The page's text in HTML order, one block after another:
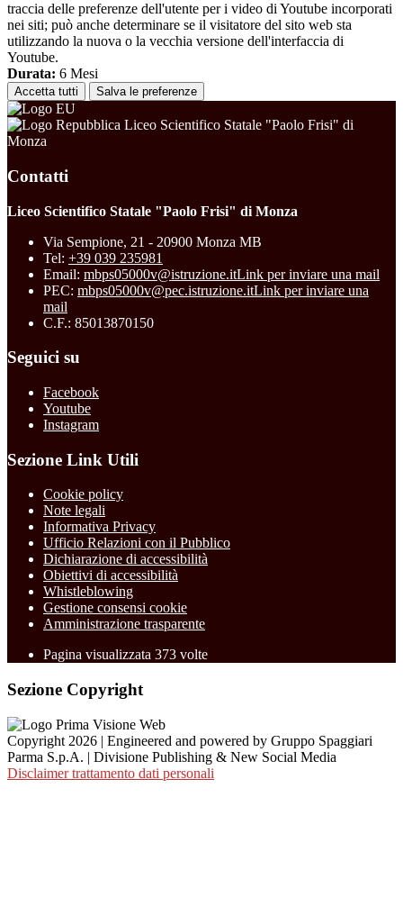
traccia delle preferenze dell'utente per i video di Youtube incorporati
nei siti; può anche determinare se il visitatore del sito web sta
utilizzando la nuova o la vecchia versione dell'interfaccia di
Youtube.
Durata: 6 Mesi
Accetta tutti Salva le preferenze
Liceo Scientifico Statale "Paolo Frisi" di
Monza
Contatti
Liceo Scientifico Statale "Paolo Frisi" di Monza
Via Sempione, 21 - 20900 Monza MB
Tel: +39 039 235981
Email: mbps05000v@istruzione.itLink per inviare una mail
PEC: mbps05000v@pec.istruzione.itLink per inviare una
mail
C.F.: 85013870150
Seguici su
Facebook
Youtube
Instagram
Sezione Link Utili
Cookie policy
Note legali
Informativa Privacy
Ufficio Relazioni con il Pubblico
Dichiarazione di accessibilità
Obiettivi di accessibilità
Whistleblowing
Gestione consensi cookie
Amministrazione trasparente
Pagina visualizzata 373 volte
Sezione Copyright
Copyright 2026 | Engineered and powered by Gruppo Spaggiari
Parma S.p.A. | Divisione Publishing & New Social Media
Disclaimer trattamento dati personali